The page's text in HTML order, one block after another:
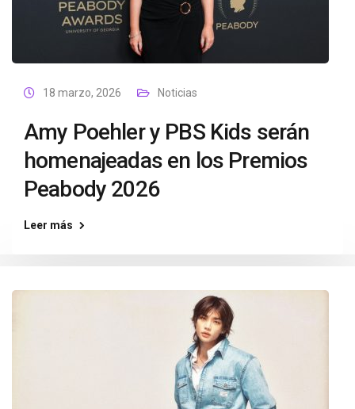
18 marzo, 2026 Noticias
Amy Poehler y PBS Kids serán
homenajeadas en los Premios
Peabody 2026
Leer más